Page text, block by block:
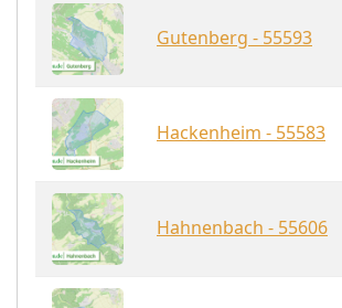
Gutenberg - 55593
Hackenheim - 55583
Hahnenbach - 55606